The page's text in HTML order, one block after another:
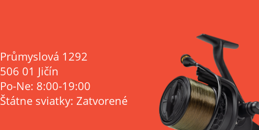
Průmyslová 1292
506 01 Jičín
Po-Ne: 8:00-19:00
Štátne sviatky: Zatvorené